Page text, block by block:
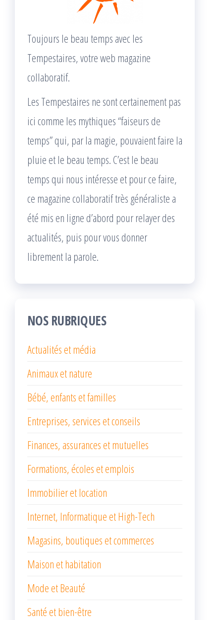
Toujours le beau temps avec les
Tempestaires, votre web magazine
collaboratif.
Les Tempestaires ne sont certainement pas
ici comme les mythiques “faiseurs de
temps” qui, par la magie, pouvaient faire la
pluie et le beau temps. C’est le beau
temps qui nous intéresse et pour ce faire,
ce magazine collaboratif très généraliste a
été mis en ligne d’abord pour relayer des
actualités, puis pour vous donner
librement la parole.
NOS RUBRIQUES
Actualités et média
Animaux et nature
Bébé, enfants et familles
Entreprises, services et conseils
Finances, assurances et mutuelles
Formations, écoles et emplois
Immobilier et location
Internet, Informatique et High-Tech
Magasins, boutiques et commerces
Maison et habitation
Mode et Beauté
Santé et bien-être